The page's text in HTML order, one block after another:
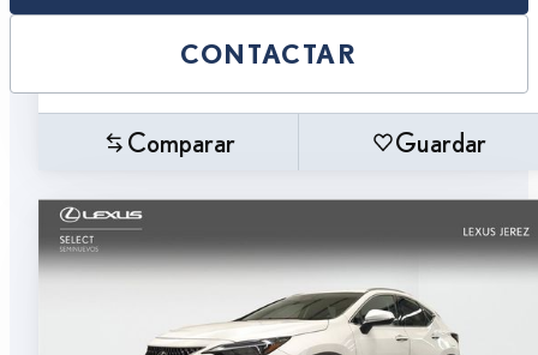
CONTACTAR
Comparar Guardar